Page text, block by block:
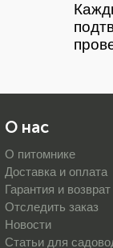
О нас
О питомнике
Доставка и оплата
Гарантия и возврат
Отследить заказ
Новости
Статьи для